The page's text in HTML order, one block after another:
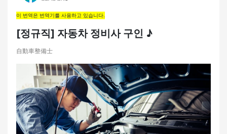
이 번역은 번역기를 사용하고 있습니다.
[정규직] 자동차 정비사 구인 ♪
自動車整備士